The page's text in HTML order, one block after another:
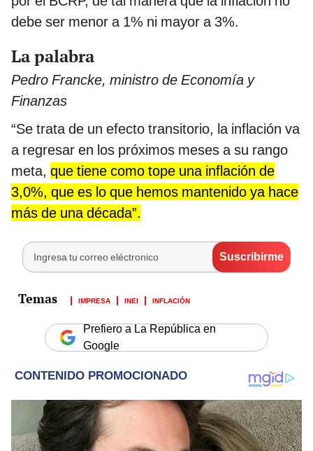
debe ser menor a 1% ni mayor a 3%.
La palabra
Pedro Francke, ministro de Economía y
Finanzas
“Se trata de un efecto transitorio, la inflación va
a regresar en los próximos meses a su rango
meta, que tiene como tope una inflación de
3,0%, que es lo que hemos mantenido ya hace
más de una década”.
IMPRESA INEI INFLACIÓN
Prefiero a La República en
Google